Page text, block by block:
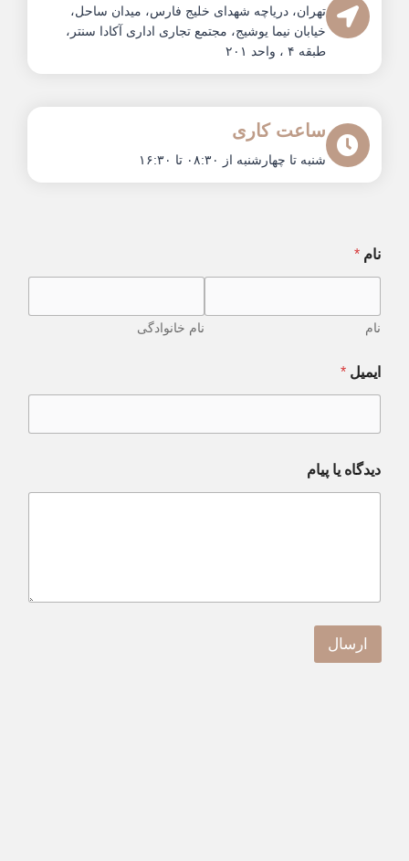
تهران، دریاچه شهدای خلیج فارس، میدان ساحل،
خیابان نیما یوشیج، مجتمع تجاری اداری آکادا سنتر،
طبقه ۴ ، واحد ۲۰۱
ساعت کاری
شنبه تا چهارشنبه از ۰۸:۳۰ تا ۱۶:۳۰
نام *
نام نام خانوادگی
ایمیل *
دیدگاه یا پیام
ارسال